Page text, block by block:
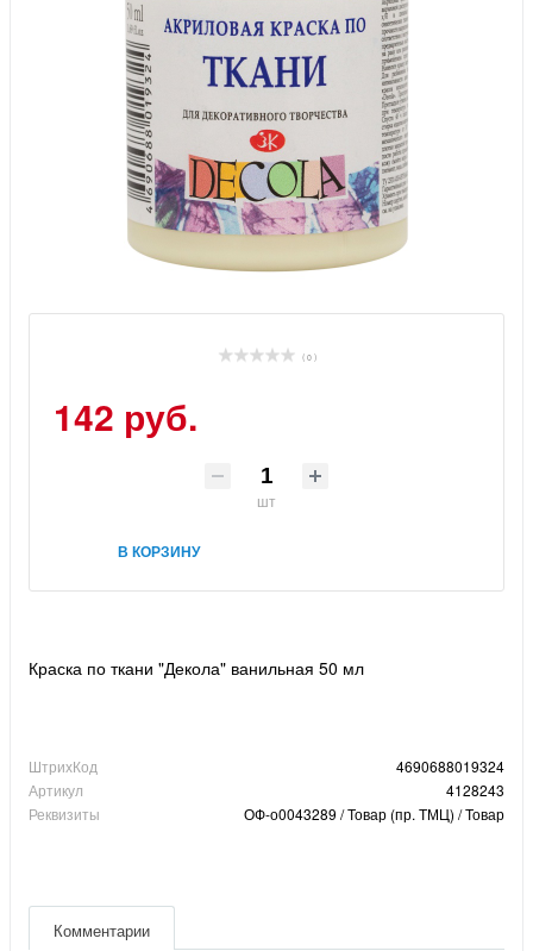
( 0 )
142 руб.
шт
В КОРЗИНУ
Краска по ткани "Декола" ванильная 50 мл
ШтрихКод
4690688019324
Артикул
4128243
Реквизиты
ОФ-о0043289 / Товар (пр. ТМЦ) / Товар
Комментарии